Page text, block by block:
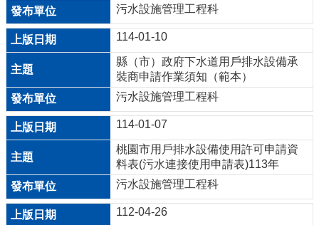
便
民
服
務
政
府
資
公
開
山
污水設施管理工程科
114-01-10
縣（市）政府下水道用戶排水設備承
裝商申請作業須知（範本）
污水設施管理工程科
114-01-07
桃園市用戶排水設備使用許可申請資
料表(污水連接使用申請表)113年
污水設施管理工程科
112-04-26